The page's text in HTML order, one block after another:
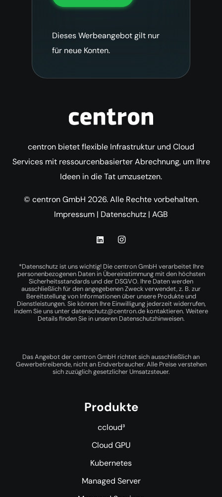
Dieses Werbeangebot gilt nur
für neue Konten.
centron bietet flexible Infrastruktur und Cloud
Services mit ressourcenbasierter Abrechnung, um Ihre
Ideen in die Tat umzusetzen.
© centron GmbH 2026. Alle Rechte vorbehalten.
Impressum | Datenschutz | AGB
*Datenschutz ist uns wichtig! Die centron GmbH verarbeitet Ihre
personenbezogenen Daten in Übereinstimmung mit den höchsten
Sicherheitsstandards und der DSGVO. Ihre Daten werden
ausschließlich für den angegebenen Zweck verwendet, z. B. zur
Bereitstellung von Informationen über unsere Produkte und
Dienstleistungen. Sie können Ihre Einwilligung jederzeit widerrufen,
indem Sie uns unterdatenschutz@centron.de kontaktieren. Weitere
Details finden Sie in unseren Datenschutzhinweisen.
Das Angebot der centron GmbH richtet sich ausschließlich an
Gewerbetreibende, nicht an Endverbraucher. Alle Preise verstehen
sich zuzüglich gesetzlicher Umsatzsteuer.
Produkte
ccloud³
Cloud GPU
Kubernetes
Managed Server